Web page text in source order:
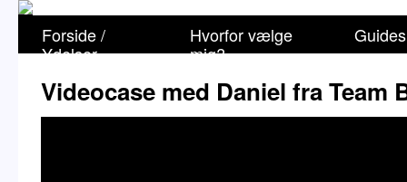
Forside /
Ydelser
Hvorfor vælge
mig?
Guides
Videocase med Daniel fra Team